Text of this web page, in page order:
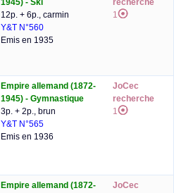
1945) - Ski
12p. + 6p., carmin
Y&T N°560
Emis en 1935
recherche
1
Empire allemand (1872-
1945) - Gymnastique
3p. + 2p., brun
Y&T N°565
Emis en 1936
JoCec
recherche
1
Empire allemand (1872-
JoCec